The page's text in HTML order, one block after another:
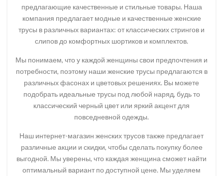
предлагающие качественные и стильные товары. Наша
компания предлагает модные и качественные женские
трусы в различных вариантах: от классических стрингов и
слипов до комфортных шортиков и комплектов.
Мы понимаем, что у каждой женщины свои предпочтения и
потребности, поэтому наши женские трусы предлагаются в
различных фасонах и цветовых решениях. Вы можете
подобрать идеальные трусы под любой наряд, будь то
классический черный цвет или яркий акцент для
повседневной одежды.
Наш интернет-магазин женских трусов также предлагает
различные акции и скидки, чтобы сделать покупку более
выгодной. Мы уверены, что каждая женщина сможет найти
оптимальный вариант по доступной цене. Мы уделяем